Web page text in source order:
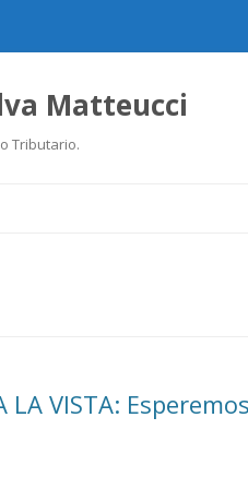
Matteucci
Tributario.
LA VISTA: